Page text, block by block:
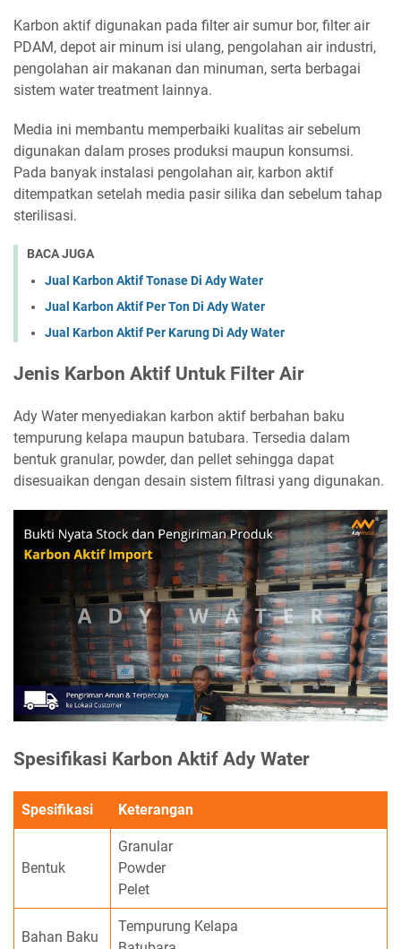
Karbon aktif digunakan pada filter air sumur bor, filter air
PDAM, depot air minum isi ulang, pengolahan air industri,
pengolahan air makanan dan minuman, serta berbagai
sistem water treatment lainnya.
Media ini membantu memperbaiki kualitas air sebelum
digunakan dalam proses produksi maupun konsumsi.
Pada banyak instalasi pengolahan air, karbon aktif
ditempatkan setelah media pasir silika dan sebelum tahap
sterilisasi.
BACA JUGA
Jual Karbon Aktif Tonase Di Ady Water
Jual Karbon Aktif Per Ton Di Ady Water
Jual Karbon Aktif Per Karung Di Ady Water
Jenis Karbon Aktif Untuk Filter Air
Ady Water menyediakan karbon aktif berbahan baku
tempurung kelapa maupun batubara. Tersedia dalam
bentuk granular, powder, dan pellet sehingga dapat
disesuaikan dengan desain sistem filtrasi yang digunakan.
Spesifikasi Karbon Aktif Ady Water
Spesifikasi Keterangan
Bentuk
Granular
Powder
Pelet
Bahan Baku
Tempurung Kelapa